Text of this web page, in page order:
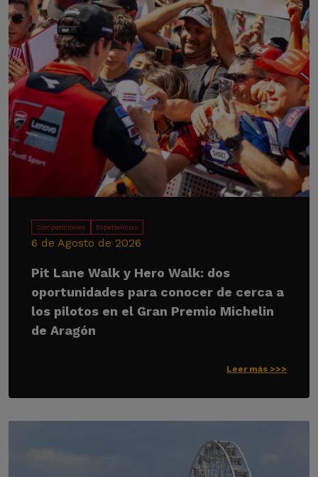
Competiciones Experiencias
6 de Agosto de 2026
Pit Lane Walk y Hero Walk: dos
oportunidades para conocer de cerca a
los pilotos en el Gran Premio Michelin
de Aragón
Leer más >>>